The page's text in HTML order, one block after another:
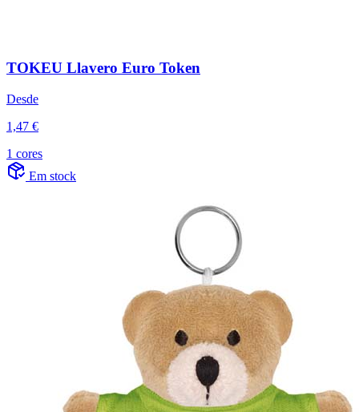
TOKEU Llavero Euro Token
Desde
1,47 €
1 cores
Em stock